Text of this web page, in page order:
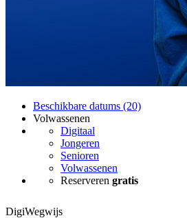
Beschikbare datums (20)
Volwassenen
Digitaal
Jongeren
Senioren
Volwassenen
Reserveren gratis
DigiWegwijs